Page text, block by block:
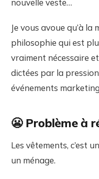
nouvelle veste…
Je vous avoue qu’à la
philosophie qui est
vraiment nécessaire
dictées par la
événements
😬 Problème à
Les vêtements, c’est
un ménage.